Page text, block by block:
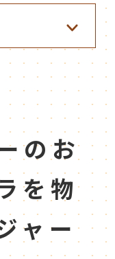
のお
を物
ャー